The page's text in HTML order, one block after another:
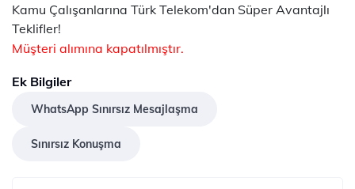
​​​​​​​​​​Kamu Çalışanlarına Türk Telekom'dan Süper Avantajlı
Teklifler!
Müşteri alımına kapatılmıştır.
Ek Bilgiler
WhatsApp Sınırsız Mesajlaşma
Sınırsız Konuşma